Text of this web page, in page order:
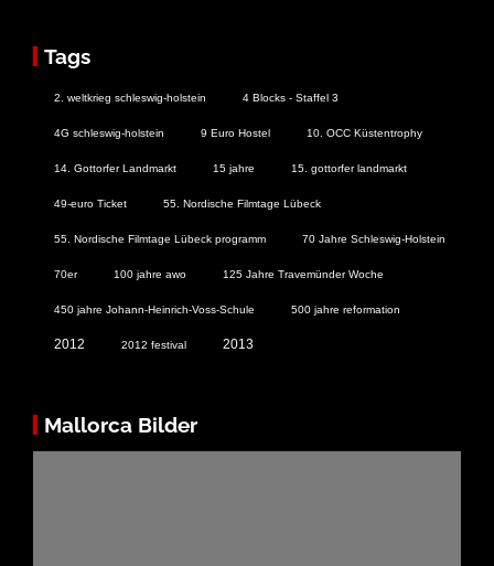
Tags
2. weltkrieg schleswig-holstein 4 Blocks - Staffel 3
4G schleswig-holstein 9 Euro Hostel 10. OCC Küstentrophy
14. Gottorfer Landmarkt 15 jahre 15. gottorfer landmarkt
49-euro Ticket 55. Nordische Filmtage Lübeck
55. Nordische Filmtage Lübeck programm 70 Jahre Schleswig-Holstein
70er 100 jahre awo 125 Jahre Travemünder Woche
450 jahre Johann-Heinrich-Voss-Schule 500 jahre reformation
2012 2012 festival 2013
Mallorca Bilder